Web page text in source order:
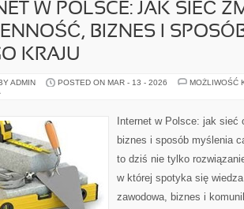
W POLSCE: JAK SIEĆ
BIZNES I
KRAJU
ADMIN POSTED ON MAR - 13 - 2026
MOŻLIWOŚĆ
Internet w Polsce: jak sieć
biznes i sposób myślenia
to dziś nie tylko
w której spotyka się
zawodowa, biznes i